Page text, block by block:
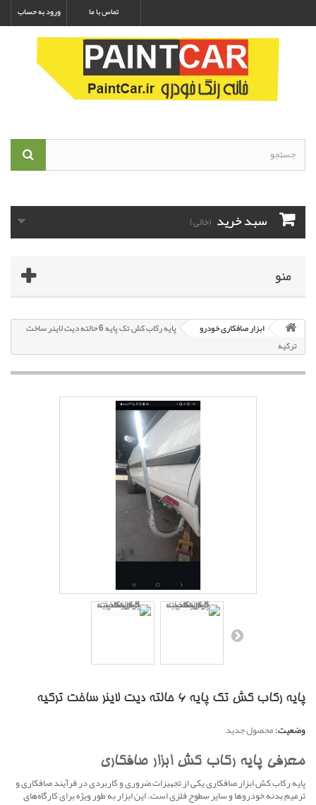
ورود به حساب تماس با ما
سبد خرید (خالی)
منو
ابزار صافکاری خودرو
پایه رکاب کش تک پایه 6 حالته دیت لاینر ساخت
ترکیه
پایه رکاب کش تک پایه 6 حالته دیت لاینر ساخت ترکیه
وضعیت:محصول جدید
معرفی پایه رکاب کش ابزار صافکاری
پایه رکاب کش ابزار صافکاری یکی از تجهیزات ضروری و کاربردی در فرآیند صافکاری و
ترمیم بدنه خودروها و سایر سطوح فلزی است. این ابزار به طور ویژه برای کارگاه‌های